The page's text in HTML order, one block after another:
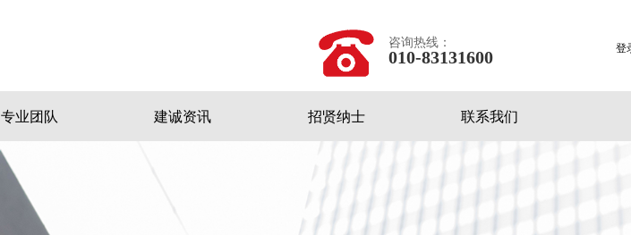
咨询热线：
010-83131600
专业团队 建诚资讯 招贤纳士 联系我们
登